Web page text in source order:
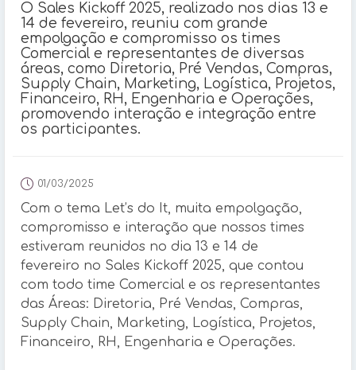
O Sales Kickoff 2025, realizado nos dias 13 e
14 de fevereiro, reuniu com grande
empolgação e compromisso os times
Comercial e representantes de diversas
áreas, como Diretoria, Pré Vendas, Compras,
Supply Chain, Marketing, Logística, Projetos,
Financeiro, RH, Engenharia e Operações,
promovendo interação e integração entre
os participantes.
01/03/2025
Com o tema Let’s do It, muita empolgação,
compromisso e interação que nossos times
estiveram reunidos no dia 13 e 14 de
fevereiro no Sales Kickoff 2025, que contou
com todo time Comercial e os representantes
das Áreas: Diretoria, Pré Vendas, Compras,
Supply Chain, Marketing, Logística, Projetos,
Financeiro, RH, Engenharia e Operações.